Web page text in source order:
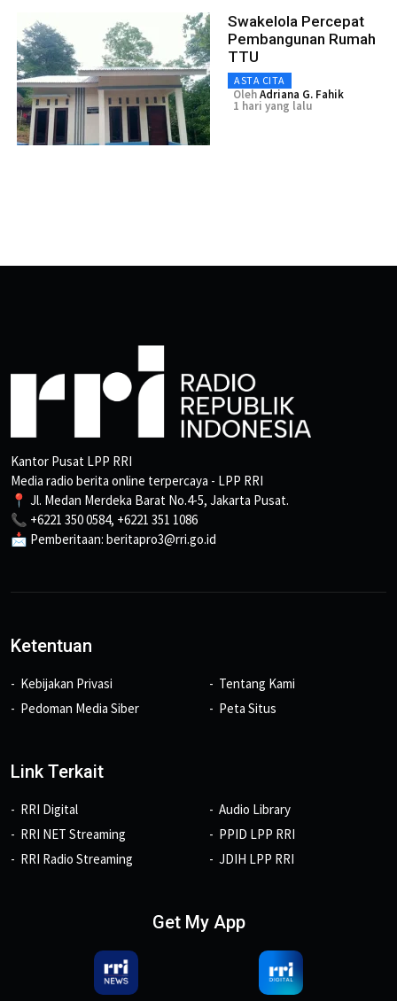
Swakelola Percepat
Pembangunan Rumah
TTU
ASTA CITA
OlehAdriana G. Fahik
1 hari yang lalu
Kantor Pusat LPP RRI
Media radio berita online terpercaya - LPP RRI
📍 Jl. Medan Merdeka Barat No.4-5, Jakarta Pusat.
📞 +6221 350 0584, +6221 351 1086
📩 Pemberitaan: beritapro3@rri.go.id
Ketentuan
Kebijakan Privasi
Pedoman Media Siber
Tentang Kami
Peta Situs
Link Terkait
RRI Digital
RRI NET Streaming
RRI Radio Streaming
Audio Library
PPID LPP RRI
JDIH LPP RRI
Get My App